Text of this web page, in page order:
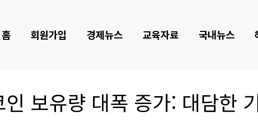
홈 회원가입 경제뉴스 교육자료 국내뉴스
보유량 대폭 증가: 대담한